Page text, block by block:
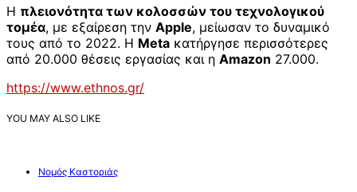
Η πλειονότητα των κολοσσών του τεχνολογικού
τομέα, με εξαίρεση την Apple, μείωσαν το δυναμικό
τους από το 2022. Η Meta κατήργησε περισσότερες
από 20.000 θέσεις εργασίας και η Amazon 27.000.
https://www.ethnos.gr/
YOU MAY ALSO LIKE
Νομός Καστοριάς